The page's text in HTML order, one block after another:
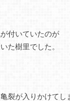
付いていたのが
た樹里でした。
裂が入りかけてし